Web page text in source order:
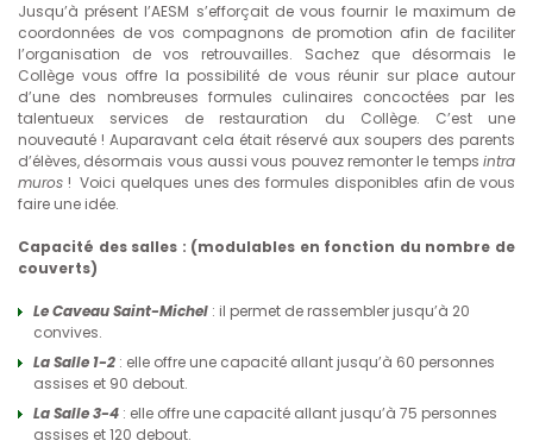
Jusqu’à présent l’AESM s’efforçait de vous fournir le maximum de
coordonnées de vos compagnons de promotion afin de faciliter
l’organisation de vos retrouvailles. Sachez que désormais le
Collège vous offre la possibilité de vous réunir sur place autour
d’une des nombreuses formules culinaires concoctées par les
talentueux services de restauration du Collège. C’est une
nouveauté ! Auparavant cela était réservé aux soupers des parents
d’élèves, désormais vous aussi vous pouvez remonter le temps intra
muros ! Voici quelques unes des formules disponibles afin de vous
faire une idée.
Capacité des salles : (modulables en fonction du nombre de
couverts)
Le Caveau Saint-Michel : il permet de rassembler jusqu’à 20
convives.
La Salle 1-2 : elle offre une capacité allant jusqu’à 60 personnes
assises et 90 debout.
La Salle 3-4 : elle offre une capacité allant jusqu’à 75 personnes
assises et 120 debout.